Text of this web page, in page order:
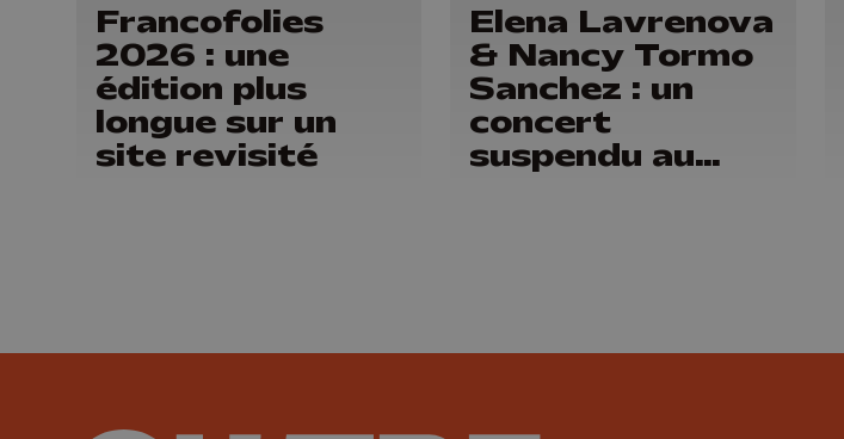
Francofolies
2026 : une
édition plus
longue sur un
site revisité
Elena Lavrenova
& Nancy Tormo
Sanchez : un
concert
suspendu au